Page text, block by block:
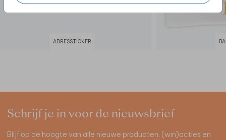
ADRESSTICKER
Schrijf je in voor de nieuwsbrief
Blijf op de hoogte van alle nieuwe producten, (win)acties en